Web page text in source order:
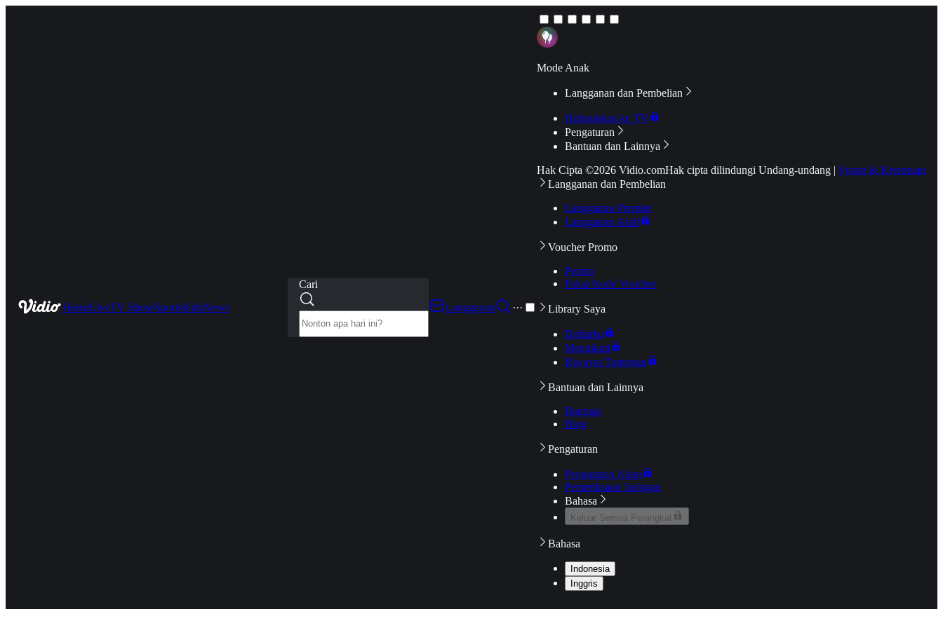
HomeLiveTV ShowSportsKidsNews
Cari
Langganan
···
Mode Anak
Langganan dan Pembelian
Hubungkan ke TV
Pengaturan
Bantuan dan Lainnya
Hak Cipta ©2026 Vidio.comHak cipta dilindungi Undang-undang | Syarat & Ketentuan
Langganan dan Pembelian
Langganan Premier
Langganan Aktif
Voucher Promo
Promo
Pakai Kode Voucher
Library Saya
Daftarku
Mengikuti
Riwayat Tontonan
Bantuan dan Lainnya
Bantuan
Blog
Pengaturan
Pengaturan Akun
Pemeriksaan Jaringan
Bahasa
Keluar Semua Perangkat
Bahasa
Indonesia
Inggris